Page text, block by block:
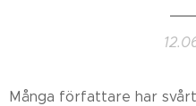
Många författare har